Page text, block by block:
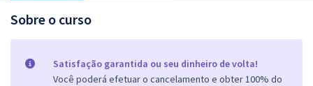
Sobre o curso
Satisfação garantida ou seu dinheiro de volta!
Você poderá efetuar o cancelamento e obter 100% do